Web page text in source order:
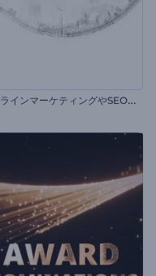
オ
ンラインマーケティングやSEOプロモーション